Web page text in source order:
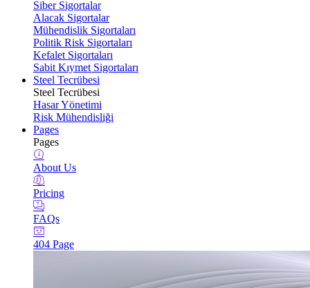
Siber Sigortalar
Alacak Sigortalar
Mühendislik Sigortaları
Politik Risk Sigortaları
Kefalet Sigortaları
Sabit Kıymet Sigortaları
Steel Tecrübesi
Steel Tecrübesi
Hasar Yönetimi
Risk Mühendisliği
Pages
Pages
About Us
Pricing
FAQs
404 Page